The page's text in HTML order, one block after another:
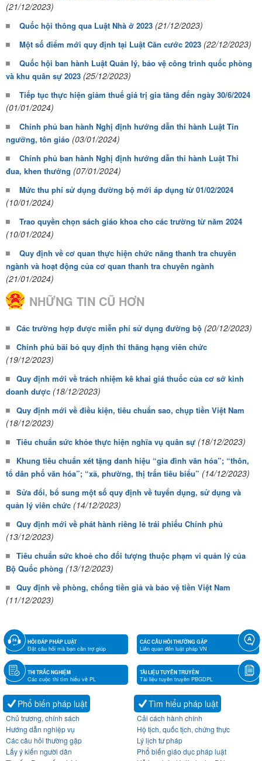
(21/12/2023)
Quốc hội thông qua Luật Nhà ở 2023 (21/12/2023)
Một số điểm mới quy định tại Luật Căn cước 2023 (22/12/2023)
Quốc hội ban hành Luật Quản lý, bảo vệ công trình quốc phòng
và khu quân sự 2023 (25/12/2023)
Tiếp tục thực hiện giảm thuế giá trị gia tăng đến ngày 30/6/2024
(01/01/2024)
Chính phủ ban hành Nghị định hướng dẫn thi hành Luật Tín
ngưỡng, tôn giáo (03/01/2024)
Chính phủ ban hành Nghị định hướng dẫn thi hành Luật Thi
đua, khen thưởng (07/01/2024)
Mức thu phí sử dụng đường bộ mới áp dụng từ 01/02/2024
(10/01/2024)
Trao quyền chọn sách giáo khoa cho các trường từ năm 2024
(10/01/2024)
Quy định về cơ quan thực hiện chức năng thanh tra chuyên
ngành và hoạt động của cơ quan thanh tra chuyên ngành
(21/01/2024)
NHỮNG TIN CŨ HƠN
Các trường hợp được miễn phí sử dụng đường bộ (20/12/2023)
Chính phủ bãi bỏ quy định thi thăng hạng viên chức
(19/12/2023)
Quy định mới về trách nhiệm kê khai giá thuốc của cơ sở kinh
doanh dược (18/12/2023)
Quy định mới về điều kiện, tiêu chuẩn sao, chụp tiền Việt Nam
(18/12/2023)
Tiêu chuẩn sức khỏe thực hiện nghĩa vụ quân sự (18/12/2023)
Khung tiêu chuẩn xét tặng danh hiệu “gia đình văn hóa”; “thôn,
tổ dân phố văn hóa”; “xã, phường, thị trấn tiêu biểu” (14/12/2023)
Sửa đổi, bổ sung một số quy định về tuyển dụng, sử dụng và
quản lý viên chức (14/12/2023)
Quy định mới về phát hành riêng lẻ trái phiếu Chính phủ
(13/12/2023)
Tiêu chuẩn sức khoẻ cho đối tượng thuộc phạm vi quản lý của
Bộ Quốc phòng (13/12/2023)
Quy định về phòng, chống tiền giả và bảo vệ tiền Việt Nam
(11/12/2023)
HỎI ĐÁP PHÁP LUẬT
Đặt câu hỏi mà bạn cần trợ giúp
CÁC CÂU HỎI THƯỜNG GẶP
Liên quan đến luật pháp VN
THI TRẮC NGHIỆM
Các cuộc thi tìm hiểu về PL
TÀI LIỆU TUYÊN TRUYỀN
Tài liệu tuyên truyền PBGDPL
Phổ biến pháp luật
Chủ trương, chính sách
Hướng dẫn nghiệp vụ
Các câu hỏi thường gặp
Lấy ý kiến người dân
Tìm hiểu pháp luật
Cải cách hành chính
Hộ tịch, quốc tịch, chứng thực
Lý lịch tư pháp
Phổ biến giáo dục pháp luật